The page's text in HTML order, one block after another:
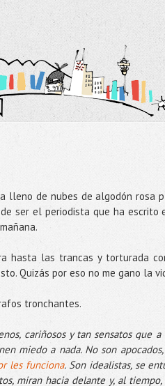
lleno de nubes de algodón rosa
ser el periodista que ha escrito
hasta las trancas y torturada
Quizás por eso no me gano la
tronchantes.
cariñosos y tan sensatos que a
miedo a nada. No son
les funciona. Son idealistas, se
miran hacia delante y, al